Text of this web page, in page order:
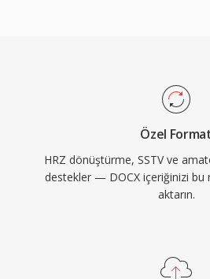
Özel
HRZ dönüştürme, SSTV ve
destekler — DOCX içeriğinizi bu
aktarın.